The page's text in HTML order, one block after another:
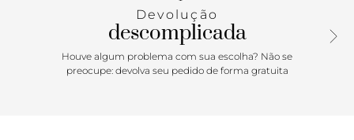
Devolução
descomplicada
Houve algum problema com sua escolha? Não se
preocupe: devolva seu pedido de forma gratuita